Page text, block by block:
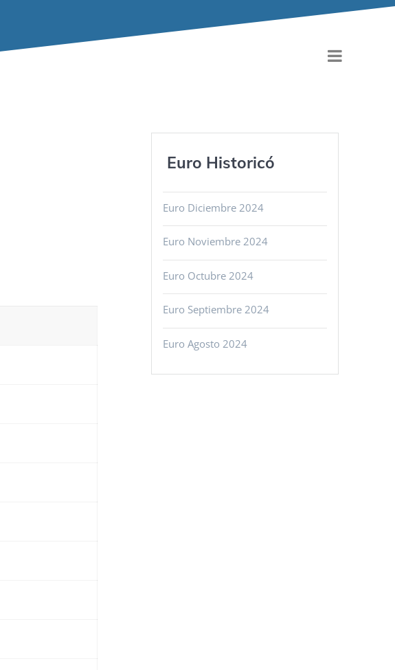
Euro Historicó
Euro Diciembre 2024
Euro Noviembre 2024
Euro Octubre 2024
Euro Septiembre 2024
Euro Agosto 2024